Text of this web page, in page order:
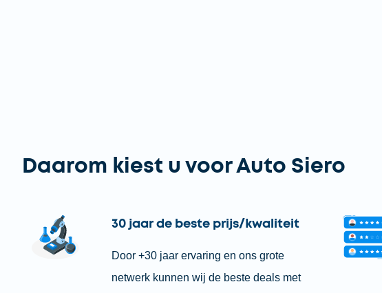
Daarom kiest u voor Auto Siero
30 jaar de beste prijs/kwaliteit
Door +30 jaar ervaring en ons grote
netwerk kunnen wij de beste deals met